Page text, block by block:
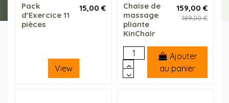
Pack
d’Exercice 11
pièces
15,00 €
View
Chaise de
massage
pliante
KinChair
159,00 €
189,00 €
Ajouter
au panier